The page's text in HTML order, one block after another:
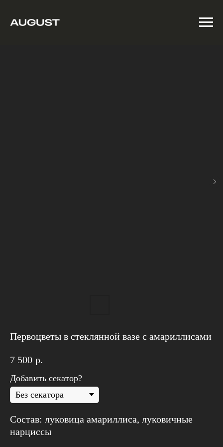
Первоцветы в стеклянной вазе с амариллисами
7 500 р.
Добавить секатор?
Состав: луковица амариллиса, луковичные
нарциссы